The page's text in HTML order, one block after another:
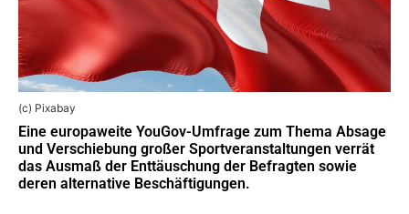
(c) Pixabay
Eine europaweite YouGov-Umfrage zum Thema Absage
und Verschiebung großer Sportveranstaltungen verrät
das Ausmaß der Enttäuschung der Befragten sowie
deren alternative Beschäftigungen.